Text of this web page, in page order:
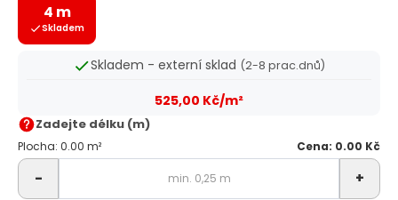
4 m
Skladem
Zadejte délku (m)
Plocha: 0.00 m² Cena: 0.00 Kč
- +
Skladem - externí sklad (2-8 prac.dnů)
525,00 Kč/m²